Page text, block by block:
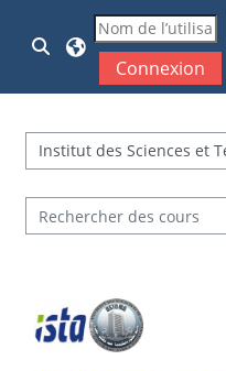
Passer au contenu principal
Activer/désactiver la
Connexion
Catégories de cours
Rechercher des cours